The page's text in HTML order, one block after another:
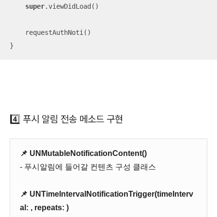
super.viewDidLoad()
    requestAuthNoti()
}
4️⃣ 푸시 알림 전송 메소드 구현
📌 UNMutableNotificationContent()
- 푸시알림에 들어갈 컨텐츠 구성 클래스
📌 UNTimeIntervalNotificationTrigger(timeInterv
al: , repeats: )